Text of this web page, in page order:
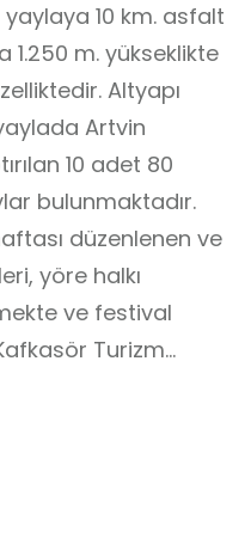
10 km. asfalt
1.250 m. yükseklikte
Altyapı
Artvin
10 adet 80
bulunmaktadır.
düzenlenen ve
yöre halkı
ve festival
Turizm
1991 tarih ve 1514